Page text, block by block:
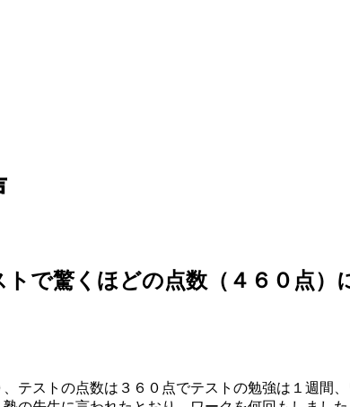
で驚くほどの点数（４６０点）
テストの点数は３６０点でテストの勉強は１週間